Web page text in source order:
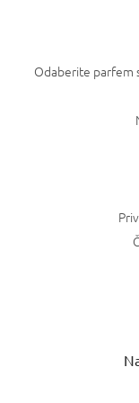
Odaberite parfem